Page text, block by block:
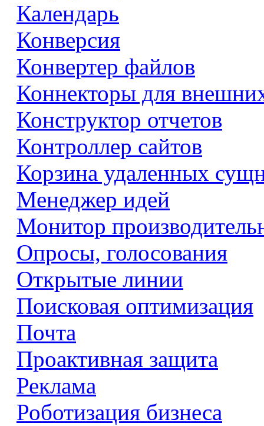
Календарь
Конверсия
Конвертер файлов
Коннекторы для
Конструктор отчетов
Контроллер сайтов
Корзина удаленных
Менеджер идей
Монитор
Опросы, голосования
Открытые линии
Поисковая оптимизация
Почта
Проактивная защита
Реклама
Роботизация бизнеса